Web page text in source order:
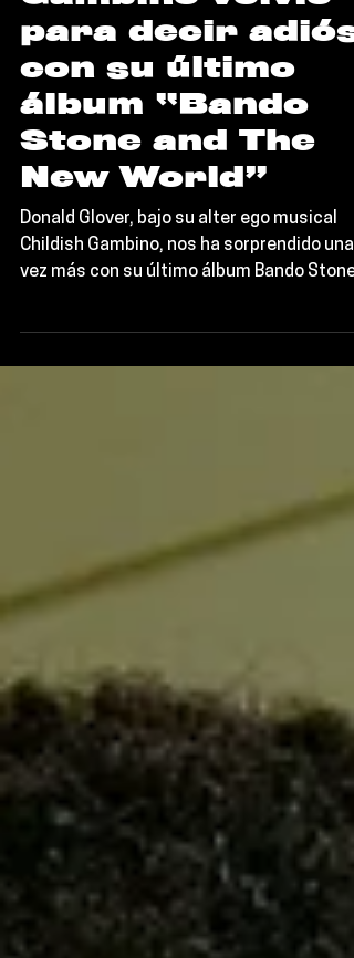
Noticias
Childish
Gambino volvió
para decir adiós
con su último
álbum “Bando
Stone and The
New World”
vez más con su último álbum Bando Stone